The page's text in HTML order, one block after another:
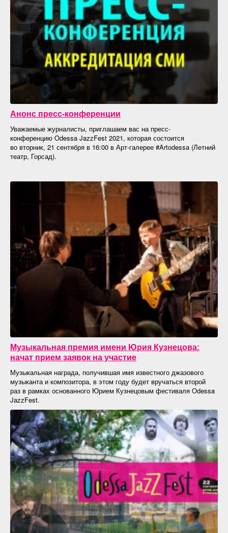
Анонс пресс-конференции
Уважаемые журналисты, приглашаем вас на пресс-
конференцию Odessa JazzFest 2021, которая состоится
во вторник, 21 сентября в 16:00 в Арт-галерее #Artodessa (Летний
театр, Горсад).
Музыкальная премия имени Юрия Кузнецова:
начат прием заявок на участие
Музыкальная награда, получившая имя известного джазового
музыканта и композитора, в этом году будет вручаться второй
раз в рамках основанного Юрием Кузнецовым фестиваля Odessa
JazzFest.